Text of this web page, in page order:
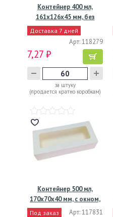
Контейнер 400 мл,
161х126х45 мм, без
окна,…
Доставка 7 дней
Арт: 118279
7,27 ₽
за штуку
(продается кратно коробкам)
Контейнер 500 мл,
170х70х40 мм, с окном,
Под заказ Арт: 117831